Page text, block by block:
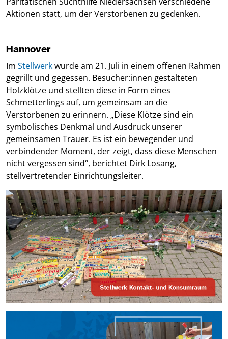
Aktionen statt, um der Verstorbenen zu gedenken.
Hannover
Im Stellwerkwurde am 21. Juli in einem offenen Rahmen
gegrillt und gegessen. Besucher:innen gestalteten
Holzklötze und stellten diese in Form eines
Schmetterlings auf, um gemeinsam an die
Verstorbenen zu erinnern. „Diese Klötze sind ein
symbolisches Denkmal und Ausdruck unserer
gemeinsamen Trauer. Es ist ein bewegender und
verbindender Moment, der zeigt, dass diese Menschen
nicht vergessen sind“, berichtet Dirk Losang,
stellvertretender Einrichtungsleiter.